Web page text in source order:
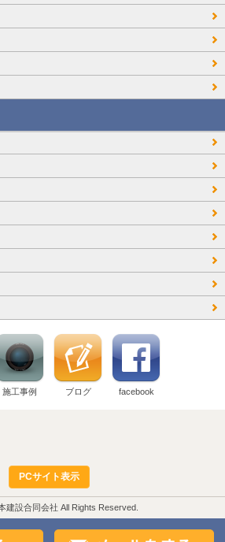
施工事例 ブログ facebook
PCサイト表示
建設合同会社 All Rights Reserved.